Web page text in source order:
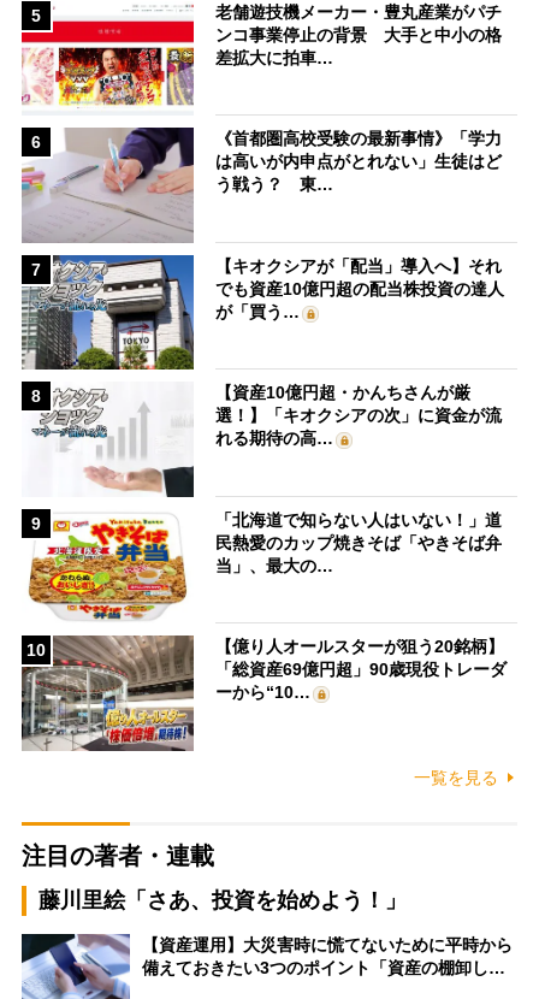
5
老舗遊技機メーカー・豊丸産業がパチ
ンコ事業停止の背景 大手と中小の格
差拡大に拍車…
6
《首都圏高校受験の最新事情》「学力
は高いが内申点がとれない」生徒はど
う戦う？ 東…
7
【キオクシアが「配当」導入へ】それ
でも資産10億円超の配当株投資の達人
が「買う…
8
【資産10億円超・かんちさんが厳
選！】「キオクシアの次」に資金が流
れる期待の高…
9
「北海道で知らない人はいない！」道
民熱愛のカップ焼きそば「やきそば弁
当」、最大の…
10
【億り人オールスターが狙う20銘柄】
「総資産69億円超」90歳現役トレーダ
ーから“10…
一覧を見る
注目の著者・連載
藤川里絵「さあ、投資を始めよう！」
【資産運用】大災害時に慌てないために平時から
備えておきたい3つのポイント「資産の棚卸し…